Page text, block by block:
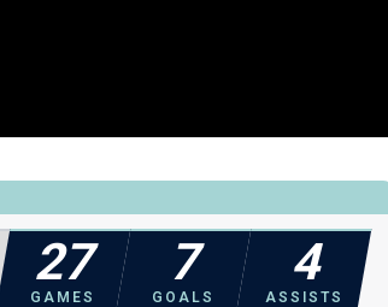
27
GAMES
7
GOALS
4
ASSISTS